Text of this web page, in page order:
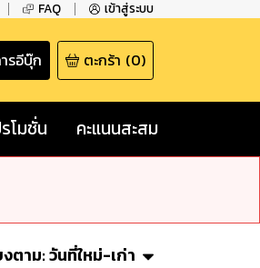
FAQ เข้าสู่ระบบ
รอีบุ๊ก ตะกร้า (0)
โมชั่น คะแนนสะสม
งตาม:วันที่ใหม่-เก่า